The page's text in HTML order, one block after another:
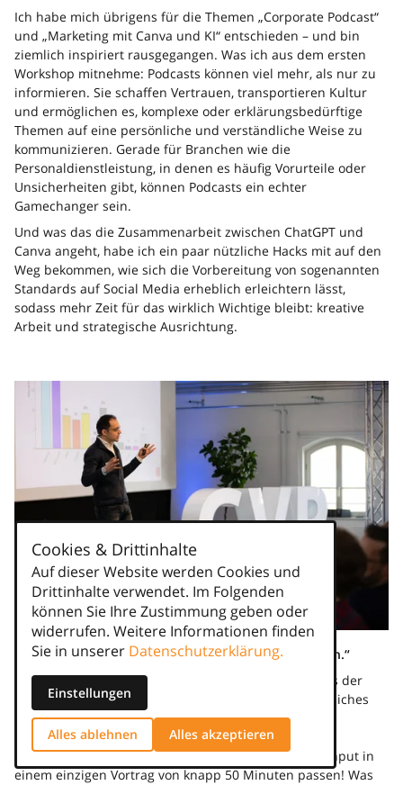
Ich habe mich übrigens für die Themen „Corporate Podcast“
und „Marketing mit Canva und KI“ entschieden – und bin
ziemlich inspiriert rausgegangen. Was ich aus dem ersten
Workshop mitnehme: Podcasts können viel mehr, als nur zu
informieren. Sie schaffen Vertrauen, transportieren Kultur
und ermöglichen es, komplexe oder erklärungsbedürftige
Themen auf eine persönliche und verständliche Weise zu
kommunizieren. Gerade für Branchen wie die
Personaldienstleistung, in denen es häufig Vorurteile oder
Unsicherheiten gibt, können Podcasts ein echter
Gamechanger sein.
Und was das die Zusammenarbeit zwischen ChatGPT und
Canva angeht, habe ich ein paar nützliche Hacks mit auf den
Weg bekommen, wie sich die Vorbereitung von sogenannten
Standards auf Social Media erheblich erleichtern lässt,
sodass mehr Zeit für das wirklich Wichtige bleibt: kreative
Arbeit und strategische Ausrichtung.
„Wenn der Bedarf offiziell ist, hast du schon verloren.“
Apropos KI: Natürlich war künstliche Intelligenz eines der
Fokusthemen im Rahmen des Summits. Mein persönliches
Highlight in diesem Zusammenhang: die Keynote von
Schahab Hosseiny, CEO der Digital-Marketing- & Ad-
Technologie-Agentur Think11. Unglaublich, wie viel Input in
einem einzigen Vortrag von knapp 50 Minuten passen! Was
Cookies & Drittinhalte
Auf dieser Website werden Cookies und
Drittinhalte verwendet. Im Folgenden
können Sie Ihre Zustimmung geben oder
widerrufen. Weitere Informationen finden
Sie in unserer Datenschutzerklärung.
Einstellungen
Alles ablehnen Alles akzeptieren